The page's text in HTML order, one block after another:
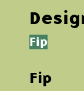
Fip
Fip